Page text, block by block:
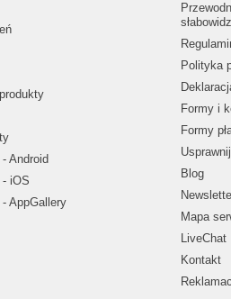
Android
iOS
AppGallery
Polityka
Formy i
Formy
Blog
Mapa
LiveChat
Kontakt